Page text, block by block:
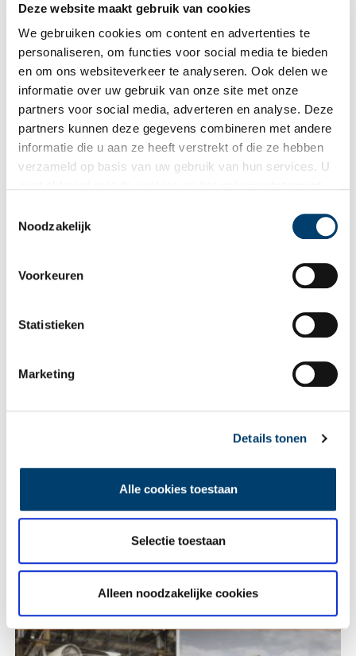
Deze website maakt gebruik van cookies
We gebruiken cookies om content en advertenties te
personaliseren, om functies voor social media te bieden
en om ons websiteverkeer te analyseren. Ook delen we
informatie over uw gebruik van onze site met onze
partners voor social media, adverteren en analyse. Deze
partners kunnen deze gegevens combineren met andere
informatie die u aan ze heeft verstrekt of die ze hebben
verzameld op basis van uw gebruik van hun services. U
Noodzakelijk
Voorkeuren
Statistieken
Marketing
Details tonen
Alle cookies toestaan
Selectie toestaan
Alleen noodzakelijke cookies
Vereiste velden zijn gemarkeerd met *. Het e-mailadres wordt niet
gepubliceerd.
Naam*
E-mail
De eendenboeten op De Haukes